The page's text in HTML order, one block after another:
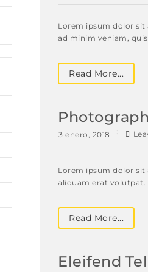
Lorem ipsum dolor
ad minim veniam,
Read More...
3 enero, 2018
Lorem ipsum dolor
aliquam erat volutpat.
Read More...
Eleifend